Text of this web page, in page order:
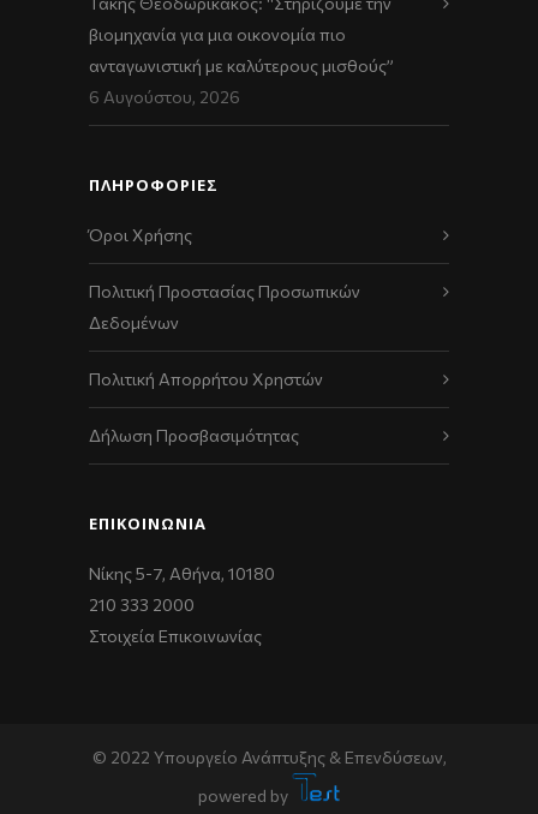
βιομηχανία για μια οικονομία πιο
ανταγωνιστική με καλύτερους μισθούς”
6 Αυγούστου, 2026
ΠΛΗΡΟΦΟΡΙΕΣ
Όροι Χρήσης
Πολιτική Προστασίας Προσωπικών
Δεδομένων
Πολιτική Απορρήτου Χρηστών
Δήλωση Προσβασιμότητας
ΕΠΙΚΟΙΝΩΝΊΑ
Νίκης 5-7, Αθήνα, 10180
210 333 2000
Στοιχεία Επικοινωνίας
© 2022 Υπουργείο Ανάπτυξης & Επενδύσεων,
powered by